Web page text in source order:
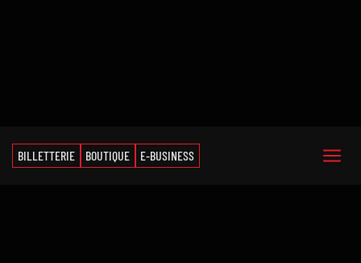
BILLETTERIE BOUTIQUE E-BUSINESS